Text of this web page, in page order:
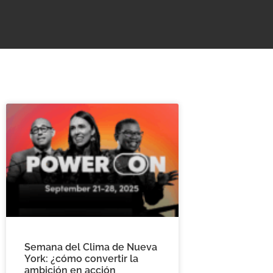
Semana del Clima de Nueva
York: ¿cómo convertir la
ambición en acción